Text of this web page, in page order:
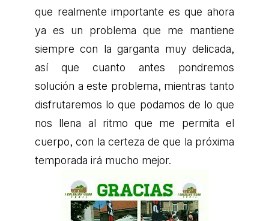
que realmente importante es que ahora
ya es un problema que me mantiene
siempre con la garganta muy delicada,
así que cuanto antes pondremos
solución a este problema, mientras tanto
disfrutaremos lo que podamos de lo que
nos llena al ritmo que me permita el
cuerpo, con la certeza de que la próxima
temporada irá mucho mejor.